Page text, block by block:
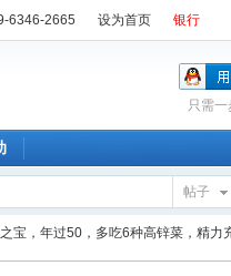
6346-2665 设为首页 银行
只需
帖子
之宝，年过50，多吃6种高锌菜，精力